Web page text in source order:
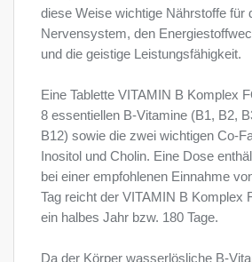
diese Weise wichtige Nährstoffe für
Nervensystem, den
und die geistige Leistungsfähigkeit.
Eine Tablette VITAMIN B Komplex
8 essentiellen B-Vitamine (B1, B2,
B12) sowie die zwei wichtigen Co-
Inositol und Cholin. Eine Dose
bei einer empfohlenen Einnahme
Tag reicht der VITAMIN B Komplex
ein halbes Jahr bzw. 180 Tage.
Da der Körper wasserlösliche B-